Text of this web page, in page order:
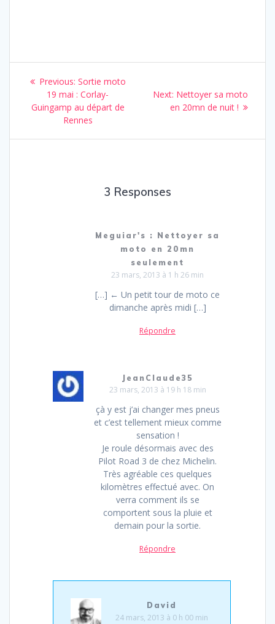
Navigation
l’article
Previous: Previous
post:
Sortie moto
19 mai : Corlay-
Guingamp au départ de
Rennes
Next: Next
post:
Nettoyer sa moto
en 20mn de nuit !
3 Responses
Meguiar's : Nettoyer sa
moto en 20mn
seulement
23 mars, 2013 à 1 h 26 min
[…] ← Un petit tour de moto ce
dimanche après midi […]
Répondre
JeanClaude35
23 mars, 2013 à 19 h 18 min
çà y est j’ai changer mes pneus
et c’est tellement mieux comme
sensation !
Je roule désormais avec des
Pilot Road 3 de chez Michelin.
Très agréable ces quelques
kilomètres effectué avec. On
verra comment ils se
comportent sous la pluie et
demain pour la sortie.
Répondre
David
24 mars, 2013 à 0 h 00 min